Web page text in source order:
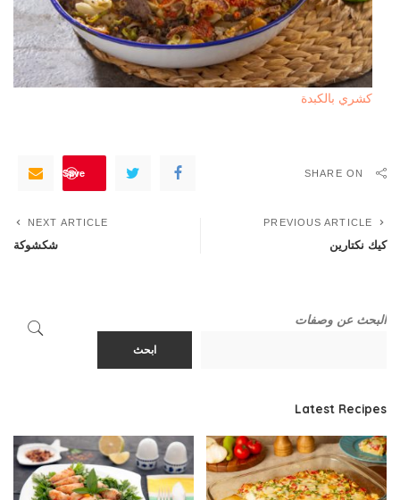
كشري بالكبدة
SHARE ON
Save
PREVIOUS ARTICLE
كيك نكتارين
NEXT ARTICLE
شكشوكة
البحث عن وصفات
ابحث
Latest Recipes